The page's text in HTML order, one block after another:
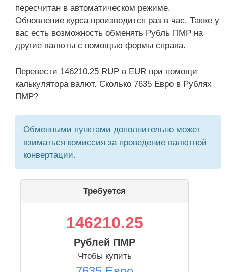
пересчитан в автоматическом режиме.
Обновление курса производится раз в час. Также у
вас есть возможность обменять Рубль ПМР на
другие валюты с помощью формы справа.
Перевести 146210.25 RUP в EUR при помощи
калькулятора валют. Сколько 7635 Евро в Рублях
ПМР?
Обменными пунктами дополнительно может
взиматься комиссия за проведение валютной
конвертации.
Требуется
146210.25
Рублей ПМР
Чтобы купить